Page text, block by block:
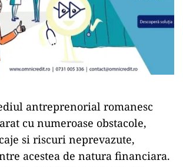
antreprenorial romanesc
cu numeroase obstacole,
si riscuri neprevazute,
acestea de natura financiara.